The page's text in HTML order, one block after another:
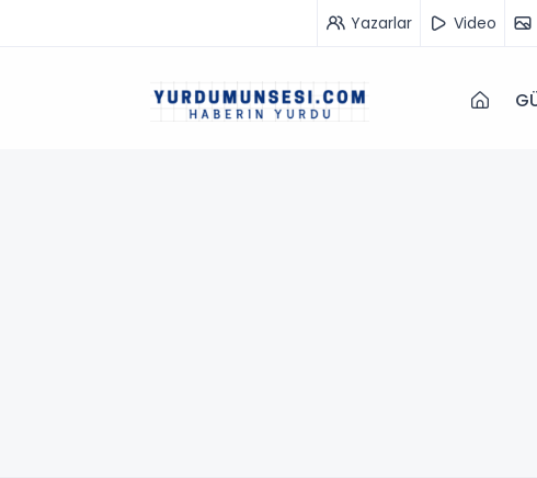
Yazarlar Video